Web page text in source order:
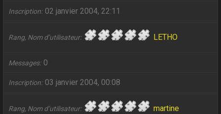
Inscription 02 janvier 2004, 22:11
Rang, Nom d’utilisateur LETHO
Messages 0
Inscription 03 janvier 2004, 00:08
Rang, Nom d’utilisateur martine